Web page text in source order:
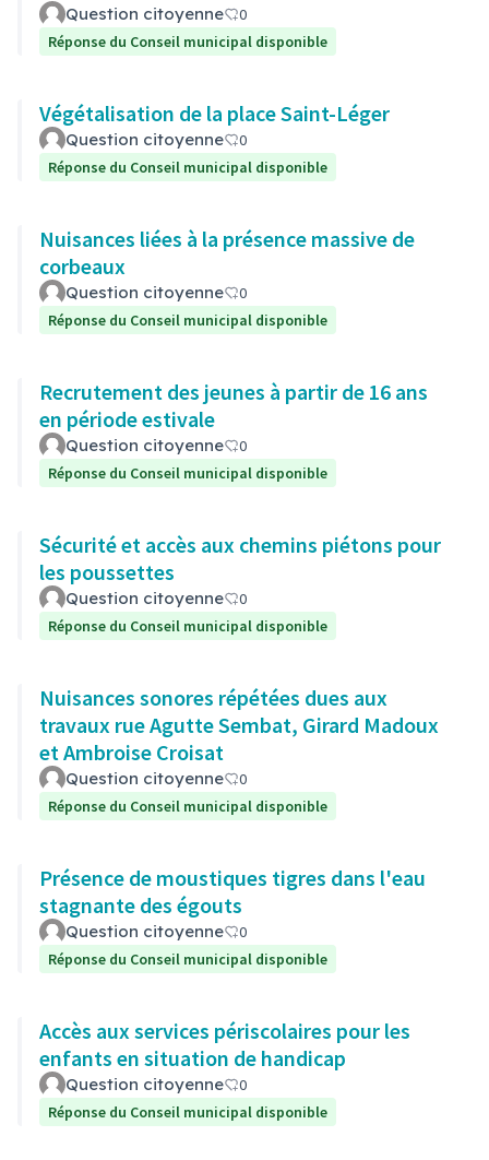
Question citoyenne
0
Réponse du Conseil municipal disponible
Végétalisation de la place Saint-Léger
Question citoyenne
0
Réponse du Conseil municipal disponible
Nuisances liées à la présence massive de
corbeaux
Question citoyenne
0
Réponse du Conseil municipal disponible
Recrutement des jeunes à partir de 16 ans
en période estivale
Question citoyenne
0
Réponse du Conseil municipal disponible
Sécurité et accès aux chemins piétons pour
les poussettes
Question citoyenne
0
Réponse du Conseil municipal disponible
Nuisances sonores répétées dues aux
travaux rue Agutte Sembat, Girard Madoux
et Ambroise Croisat
Question citoyenne
0
Réponse du Conseil municipal disponible
Présence de moustiques tigres dans l'eau
stagnante des égouts
Question citoyenne
0
Réponse du Conseil municipal disponible
Accès aux services périscolaires pour les
enfants en situation de handicap
Question citoyenne
0
Réponse du Conseil municipal disponible